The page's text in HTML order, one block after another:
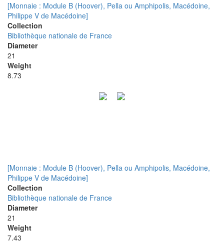
[Monnaie : Module B (Hoover), Pella ou Amphipolis, Macédoine,
Philippe V de Macédoine]
Collection
Bibliothèque nationale de France
Diameter
21
Weight
8.73
[Monnaie : Module B (Hoover), Pella ou Amphipolis, Macédoine,
Philippe V de Macédoine]
Collection
Bibliothèque nationale de France
Diameter
21
Weight
7.43